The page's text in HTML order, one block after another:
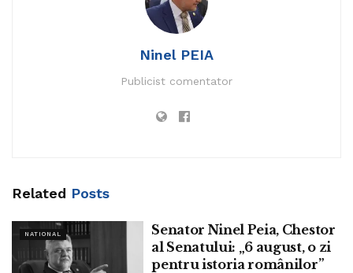
Tot în acest an, Gabriel Oprea a fost achitat definitiv și în
dosarul maşinii achiziționate de către Departamentul de
Informaţii şi Protecţie Internă din MAI. Decizia finală a venit
Ninel PEIA
Publicist comentator
Related Posts
NATIONAL
Senator Ninel Peia, Chestor
al Senatului: „6 august, o zi
pentru istoria românilor”